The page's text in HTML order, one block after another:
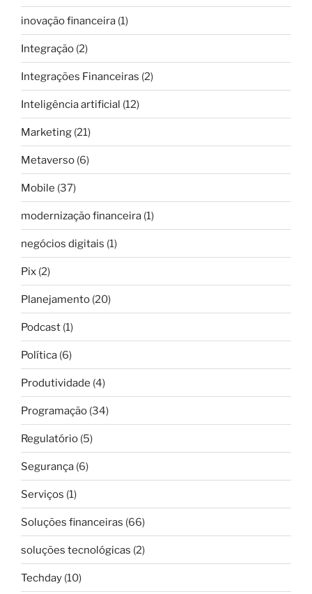
inovação financeira (1)
Integração (2)
Integrações Financeiras (2)
Inteligência artificial (12)
Marketing (21)
Metaverso (6)
Mobile (37)
modernização financeira (1)
negócios digitais (1)
Pix (2)
Planejamento (20)
Podcast (1)
Política (6)
Produtividade (4)
Programação (34)
Regulatório (5)
Segurança (6)
Serviços (1)
Soluções financeiras (66)
soluções tecnológicas (2)
Techday (10)